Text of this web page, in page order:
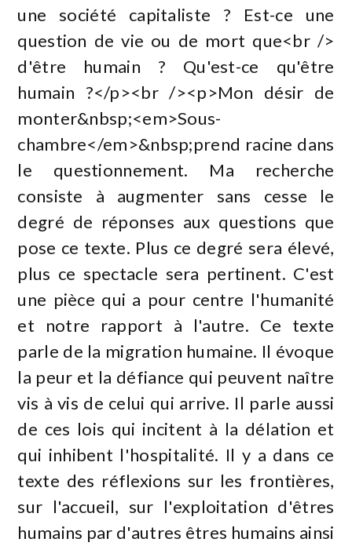
une société capitaliste ? Est-ce une
question de vie ou de mort que<br />
d'être humain ? Qu'est-ce qu'être
humain ?</p><br /><p>Mon désir de
monter&nbsp;<em>Sous-
chambre</em>&nbsp;prend racine dans
le questionnement. Ma recherche
consiste à augmenter sans cesse le
degré de réponses aux questions que
pose ce texte. Plus ce degré sera élevé,
plus ce spectacle sera pertinent. C'est
une pièce qui a pour centre l'humanité
et notre rapport à l'autre. Ce texte
parle de la migration humaine. Il évoque
la peur et la défiance qui peuvent naître
vis à vis de celui qui arrive. Il parle aussi
de ces lois qui incitent à la délation et
qui inhibent l'hospitalité. Il y a dans ce
texte des réflexions sur les frontières,
sur l'accueil, sur l'exploitation d'êtres
humains par d'autres êtres humains ainsi